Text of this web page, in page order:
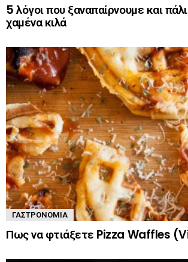
5 λόγοι που ξαναπαίρνουμε και
χαμένα κιλά
ΓΑΣΤΡΟΝΟΜΊΑ
Πως να φτιάξετε Pizza Waffles